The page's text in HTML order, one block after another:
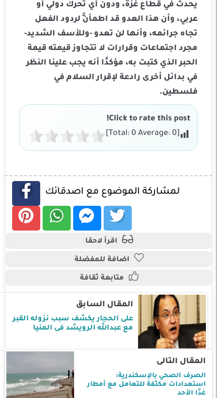
يحدث في قطاع غزة، ودون أي تحرك دولي أو
عربي، وأن هذا العدو قد اطمأنَّ لردود الفعل
تجاه جرائمه، وأنها لن تعدو -وللأسف الشديد-
مجرد اجتماعات وقرارات لا تتجاوز قيمته قيمة
الحبر الذي كتبت به، مؤكدًا أنه يجب علينا النظر
في بدائل أخرى رادعة لإقرار السلام في
فلسطين.
Click to rate this post!
[Total:
0Average: 0
]
لمشاركة الموضوع مع اصدقائك
اقرأ لاحقا
اضافة للمفضلة
متابعة ثقافة
المقال السابق
على الحجار يكشف سبب نزوله القبر
مع عبدالله الرويشد فى المنيا
المقال التالى
الصرف الصحي بالإسكندرية:
استعدادات مكثفة للتعامل مع أمطار
غدًا الأحد